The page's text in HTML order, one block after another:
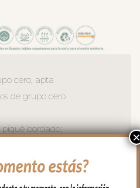
cero, apta
de grupo cero
bordado;
confort del
Por
×